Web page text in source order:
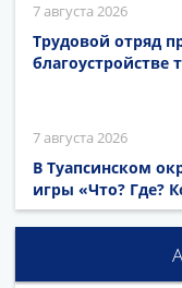
7 августа 2026
Трудовой отряд
благоустройстве
7 августа 2026
В Туапсинском
игры «Что? Где?